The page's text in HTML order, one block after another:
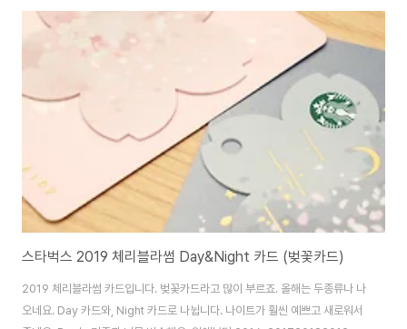
스타벅스 2019 체리블라썸 Day&Night 카드 (벚꽃카드)
2019 체리블라썸 카드입니다. 벚꽃카드라고 많이 부르죠. 올해는 두종류나 나
오네요. Day 카드와, Night 카드로 나뉩니다. 나이트가 훨씬 예쁘고 새로워서